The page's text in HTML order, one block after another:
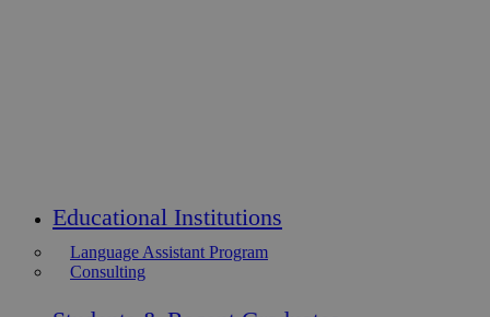
Educational Institutions
Language Assistant Program
Consulting